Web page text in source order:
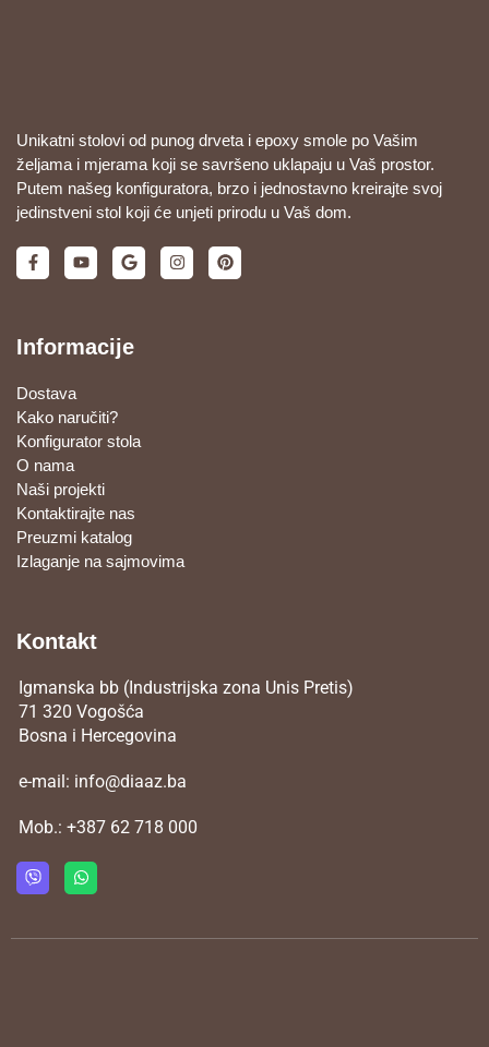
Unikatni stolovi od punog drveta i epoxy smole po Vašim
željama i mjerama koji se savršeno uklapaju u Vaš prostor.
Putem našeg konfiguratora, brzo i jednostavno kreirajte svoj
jedinstveni stol koji će unjeti prirodu u Vaš dom.
Informacije
Dostava
Kako naručiti?
Konfigurator stola
O nama
Naši projekti
Kontaktirajte nas
Preuzmi katalog
Izlaganje na sajmovima
Kontakt
Igmanska bb (Industrijska zona Unis Pretis)
71 320 Vogošća
Bosna i Hercegovina
e-mail: info@diaaz.ba
Mob.: +387 62 718 000